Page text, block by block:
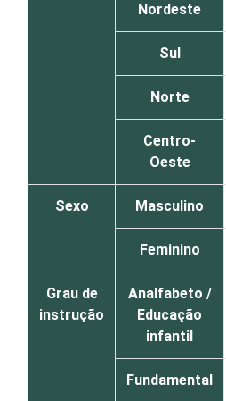
Nordeste
Sul
Norte
Centro-
Oeste
Sexo Masculino
Feminino
Grau de
instrução
Analfabeto /
Educação
infantil
Fundamental